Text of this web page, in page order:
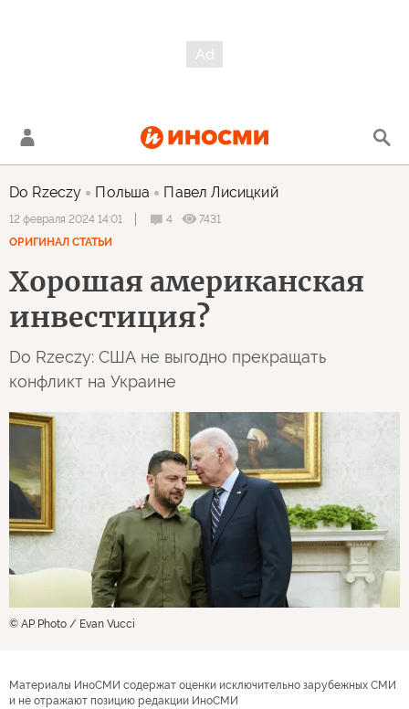
Do Rzeczy Польша Павел Лисицкий
12 февраля 2024 14:01 4
7431
ОРИГИНАЛ СТАТЬИ
Хорошая американская
инвестиция?
Do Rzeczy: США не выгодно прекращать
конфликт на Украине
© AP Photo / Evan Vucci
Материалы ИноСМИ содержат оценки исключительно зарубежных СМИ
и не отражают позицию редакции ИноСМИ